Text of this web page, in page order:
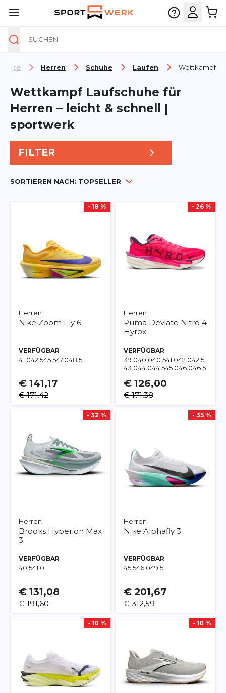
Herren Schuhe Laufen Wettkampf
Wettkampf Laufschuhe für
Herren – leicht & schnell |
sportwerk
FILTER
SORTIEREN NACH: TOPSELLER
- 18 %
Herren
Nike Zoom Fly 6
VERFÜGBAR
41.042.545.547.048.5
€ 141,17
€ 171,42
- 26 %
Herren
Puma Deviate Nitro 4
Hyrox
VERFÜGBAR
39.040.040.541.042.042.5
43.044.044.545.046.046.5
€ 126,00
€ 171,38
- 32 %
Herren
Brooks Hyperion Max
3
VERFÜGBAR
40.541.0
€ 131,08
€ 191,60
- 35 %
Herren
Nike Alphafly 3
VERFÜGBAR
45.546.049.5
€ 201,67
€ 312,59
- 10 % - 10 %